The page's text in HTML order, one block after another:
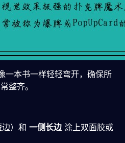
一本书一样轻轻弯开，确保所
整齐。
边）和 一侧长边涂上双面胶或